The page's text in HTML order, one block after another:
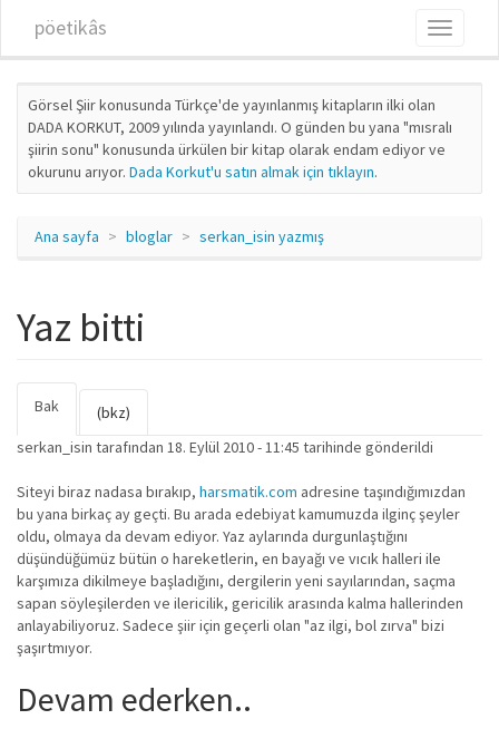
pöetikâs
Toggle
Görsel Şiir konusunda Türkçe'de yayınlanmış kitapların ilki olan
DADA KORKUT, 2009 yılında yayınlandı. O günden bu yana "mısralı
şiirin sonu" konusunda ürkülen bir kitap olarak endam ediyor ve
okurunu arıyor. Dada Korkut'u satın almak için tıklayın.
Ana sayfa bloglar serkan_isin yazmış
Yaz bitti
Birincil sekmeler
Bak
sekme)
(bkz)
serkan_isin tarafından 18. Eylül 2010 - 11:45 tarihinde gönderildi
Siteyi biraz nadasa bırakıp, harsmatik.com adresine taşındığımızdan
bu yana birkaç ay geçti. Bu arada edebiyat kamumuzda ilginç şeyler
oldu, olmaya da devam ediyor. Yaz aylarında durgunlaştığını
düşündüğümüz bütün o hareketlerin, en bayağı ve vıcık halleri ile
karşımıza dikilmeye başladığını, dergilerin yeni sayılarından, saçma
sapan söyleşilerden ve ilericilik, gericilik arasında kalma hallerinden
anlayabiliyoruz. Sadece şiir için geçerli olan "az ilgi, bol zırva" bizi
şaşırtmıyor.
Devam ederken..